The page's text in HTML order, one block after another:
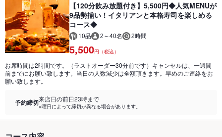
【120分飲み放題付き】5,500円◆人気MENUが
9品勢揃い！イタリアンと本格寿司を楽しめる
コース◆
10品 2～40名 2時間
5,500円（税込）
お席時間は2時間です。（ラストオーダー30分前です）キャンセルは、一週間
前までにお願い致します。当日の人数減少は全額頂きます。早めのご連絡をお
願い致します。
予約締切来店日の前日23時まで
※曜日によって締切が異なる場合があります。